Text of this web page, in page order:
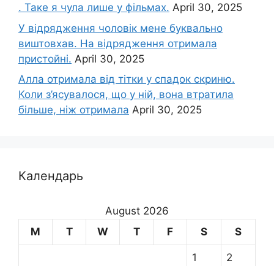
. Таке я чула лише у фільмах. April 30, 2025
У відрядження чоловік мене буквально
виштовхав. На відрядження отримала
пристойні. April 30, 2025
Алла отримала від тітки у спадок скриню.
Коли з’ясувалося, що у ній, вона втратила
більше, ніж отримала April 30, 2025
Календарь
August 2026
M
T W T F S S
1 2